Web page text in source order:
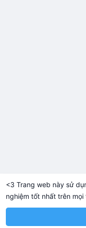
<3 Trang web này sử
nghiệm tốt nhất trên mọi
+0.13%